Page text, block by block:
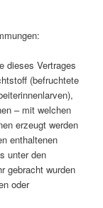
dieses Vertrages
(befruchtete
– mit welchen
erzeugt werden
enthaltenen
unter den
gebracht wurden
oder